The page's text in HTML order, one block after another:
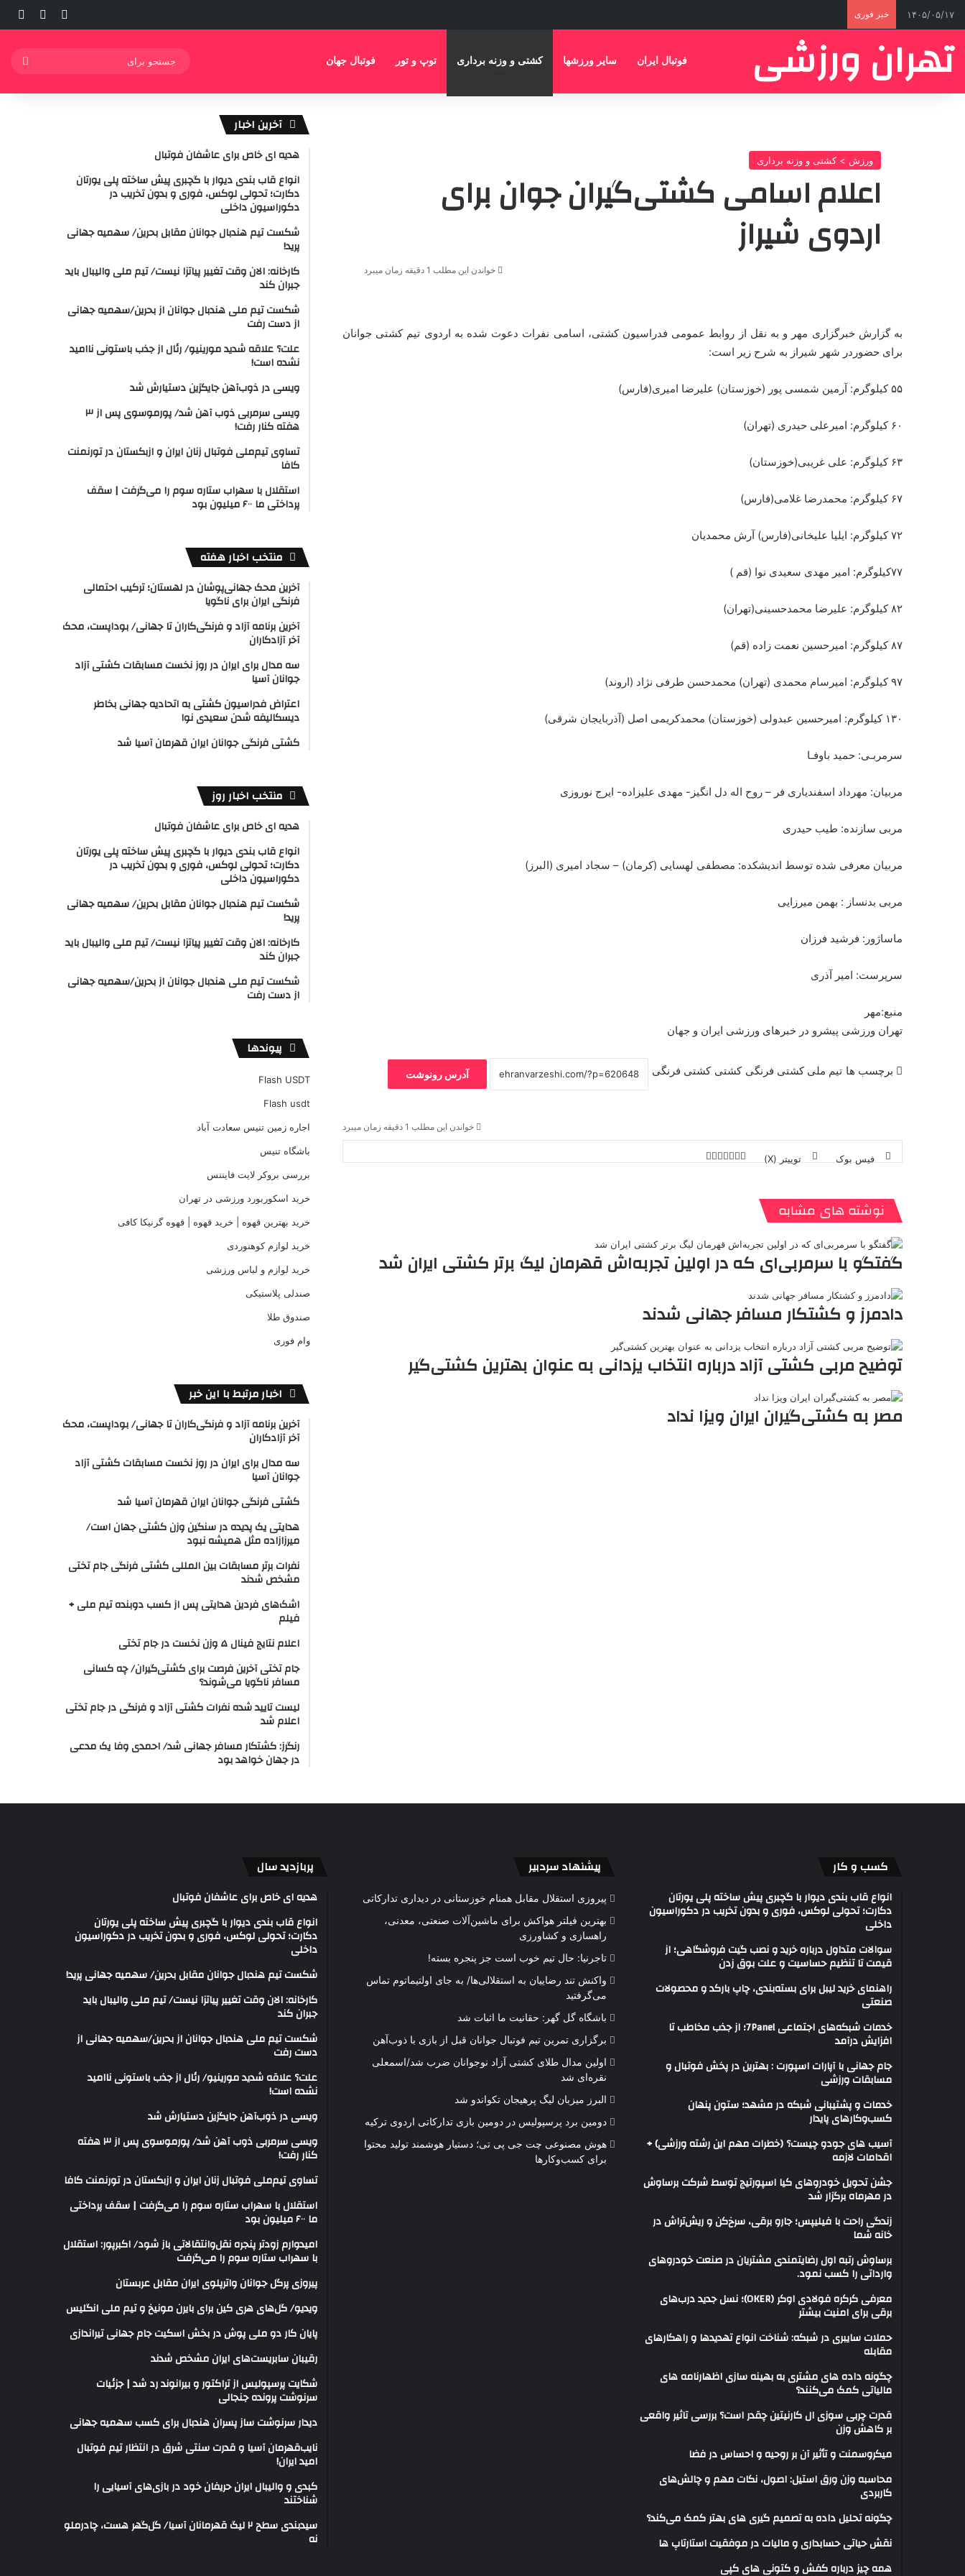
۱۴۰۵/۰۵/۱۷ خبر فوری ورود نوشته
تهران ورزشی فوتبال ایران سایر ورزشها کشتی و وزنه برداری توپ و تور فوتبال جهان
ورزش > کشتی و وزنه برداری
اعلام اسامی کشتی‌گیران جوان برای
اردوی شیراز
خواندن این مطلب 1 دقیقه زمان میبرد
به گزارش خبرگزاری مهر و به نقل از روابط عمومی فدراسیون کشتی، اسامی نفرات دعوت شده به اردوی تیم کشتی جوانان
برای حضوردر شهر شیراز به شرح زیر است:
۵۵ کیلوگرم: آرمین شمسی پور (خوزستان) علیرضا امیری(فارس)
۶۰ کیلوگرم: امیرعلی حیدری (تهران)
۶۳ کیلوگرم: علی غریبی(خوزستان)
۶۷ کیلوگرم: محمدرضا غلامی(فارس)
۷۲ کیلوگرم: ایلیا علیخانی(فارس) آرش محمدیان
۷۷کیلوگرم: امیر مهدی سعیدی نوا (قم )
۸۲ کیلوگرم: علیرضا محمدحسینی(تهران)
۸۷ کیلوگرم: امیرحسین نعمت زاده (قم)
۹۷ کیلوگرم: امیرسام محمدی (تهران) محمدحسن طرفی نژاد (اروند)
۱۳۰ کیلوگرم: امیرحسین عبدولی (خوزستان) محمدکریمی اصل (آذربایجان شرقی)
سرمربـی: حمید باوفـا
مربیان: مهرداد اسفندیاری فر – روح اله دل انگیز- مهدی علیزاده- ایرج نوروزی
مربی سازنده: طیب حیدری
مربیان معرفی شده توسط اندیشکده: مصطفی لهسایی (کرمان) – سجاد امیری (البرز)
مربی بدنساز : بهمن میرزایی
ماساژور: فرشید فرزان
سرپرست: امیر آذری
منبع:مهر
تهران ورزشی پیشرو در خبرهای ورزشی ایران و جهان
برچسب ها تیم ملی کشتی فرنگی کشتی کشتی فرنگی آدرس رونوشت
خواندن این مطلب 1 دقیقه زمان میبرد
فیس بوک توییتر (X)
ن
ر
س
ت
a
k
م
ه
نوشته های مشابه
گفتگو با سرمربی‌ای که در اولین تجربه‌اش قهرمان لیگ برتر کشتی ایران شد
دادمرز و کشتکار مسافر جهانی شدند
توضیح مربی کشتی آزاد درباره انتخاب یزدانی به عنوان بهترین کشتی‌گیر
مصر به کشتی‌گیران ایران ویزا نداد
آخرین اخبار
هدیه ای خاص برای عاشفان فوتبال
انواع قاب بندی دیوار با گچبری پیش ساخته پلی یورتان
دکارت؛ تحولی لوکس، فوری و بدون تخریب در
دکوراسیون داخلی
شکست تیم هندبال جوانان مقابل بحرین/ سهمیه جهانی
پرید!
کارخانه: الان وقت تغییر پیاتزا نیست/ تیم ملی والیبال باید
جبران کند
شکست تیم ملی هندبال جوانان از بحرین/سهمیه جهانی
از دست رفت
علت؟ علاقه شدید مورینیو/ رئال از جذب باستونی ناامید
نشده است!
ویسی در ذوب‌آهن جایگزین دستیارش شد
ویسی سرمربی ذوب آهن شد/ پورموسوی پس از ۳
هفته کنار رفت!
تساوی تیم‌ملی فوتبال زنان ایران و ازبکستان در تورنمنت
کافا
استقلال با سهراب ستاره سوم را می‌گرفت | سقف
پرداختی ما ۶۰۰ میلیون بود
منتخب اخبار هفته
آخرین محک جهانی‌پوشان در لهستان؛ ترکیب احتمالی
فرنگی ایران برای ناگویا
آخرین برنامه آزاد و فرنگی‌کاران تا جهانی/ بوداپست، محک
آخر آزادکاران
سه مدال برای ایران در روز نخست مسابقات کشتی آزاد
جوانان آسیا
اعتراض فدراسیون کشتی به اتحادیه جهانی بخاطر
دیسکالیفه شدن سعیدی نوا
کشتی فرنگی جوانان ایران قهرمان آسیا شد
منتخب اخبار روز
هدیه ای خاص برای عاشفان فوتبال
انواع قاب بندی دیوار با گچبری پیش ساخته پلی یورتان
دکارت؛ تحولی لوکس، فوری و بدون تخریب در
دکوراسیون داخلی
شکست تیم هندبال جوانان مقابل بحرین/ سهمیه جهانی
پرید!
کارخانه: الان وقت تغییر پیاتزا نیست/ تیم ملی والیبال باید
جبران کند
شکست تیم ملی هندبال جوانان از بحرین/سهمیه جهانی
از دست رفت
پیوندها
Flash USDT
Flash usdt
اجاره زمین تنیس سعادت آباد
باشگاه تنیس
بررسی بروکر لایت فایننس
خرید اسکوربورد ورزشی در تهران
خرید بهترین قهوه | خرید قهوه | قهوه گرنیکا کافی
خرید لوازم کوهنوردی
خرید لوازم و لباس ورزشی
صندلی پلاستیکی
صندوق طلا
وام فوری
اخبار مرتبط با این خبر
آخرین برنامه آزاد و فرنگی‌کاران تا جهانی/ بوداپست، محک
آخر آزادکاران
سه مدال برای ایران در روز نخست مسابقات کشتی آزاد
جوانان آسیا
کشتی فرنگی جوانان ایران قهرمان آسیا شد
هدایتی یک پدیده در سنگین وزن کشتی جهان است/
میرزازاده مثل همیشه نبود
نفرات برتر مسابقات بین المللی کشتی فرنگی جام تختی
مشخص شدند
اشک‌های فردین هدایتی پس از کسب دوبنده تیم ملی +
فیلم
اعلام نتایج فینال ۵ وزن نخست در جام تختی
جام تختی آخرین فرصت برای کشتی‌گیران/ چه کسانی
مسافر ناگویا می‌شوند؟
لیست تایید شده نفرات کشتی آزاد و فرنگی در جام تختی
اعلام شد
رنگرز: کشتکار مسافر جهانی شد/ احمدی وفا یک مدعی
در جهان خواهد بود
کسب و کار
انواع قاب بندی دیوار با گچبری پیش ساخته پلی یورتان
دکارت؛ تحولی لوکس، فوری و بدون تخریب در دکوراسیون
داخلی
سوالات متداول درباره خرید و نصب گیت فروشگاهی؛ از
قیمت تا تنظیم حساسیت و علت بوق زدن
راهنمای خرید لیبل برای بسته‌بندی، چاپ بارکد و محصولات
صنعتی
خدمات شبکه‌های اجتماعی 7Panel؛ از جذب مخاطب تا
افزایش درآمد
جام جهانی با آپارات اسپورت : بهترین در پخش فوتبال و
مسابقات ورزشی
خدمات و پشتیبانی شبکه در مشهد؛ ستون پنهان
کسب‌وکارهای پایدار
آسیب های جودو چیست؟ (خطرات مهم این رشته ورزشی) +
اقدامات لازمه
جشن تحویل خودروهای کیا اسپورتیج توسط شرکت برساوش
در مهرماه برگزار شد
زندگی راحت با فیلیپس؛ جارو برقی، سرخ‌کن و ریش‌تراش در
خانه شما
برساوش رتبه اول رضایتمندی مشتریان در صنعت خودروهای
وارداتی را کسب نمود.
معرفی کرکره فولادی اوکر (OKER)؛ نسل جدید درب‌های
برقی برای امنیت بیشتر
حملات سایبری در شبکه: شناخت انواع تهدیدها و راهکارهای
مقابله
چگونه داده های مشتری به بهینه سازی اظهارنامه های
مالیاتی کمک می‌کنند؟
قدرت چربی سوزی ال کارنیتین چقدر است؟ بررسی تاثیر واقعی
بر کاهش وزن
میکروسمنت و تأثیر آن بر روحیه و احساس در فضا
محاسبه وزن ورق استیل: اصول، نکات مهم و چالش‌های
کاربردی
چگونه تحلیل داده به تصمیم گیری های بهتر کمک می‌کند؟
نقش حیاتی حسابداری و مالیات در موفقیت استارتاپ ها
همه چیز درباره کفش و کتونی های کپی
پیشنهاد سردبیر
پیروزی استقلال مقابل همنام خوزستانی در دیداری تدارکاتی
بهترین فیلتر هواکش برای ماشین‌آلات صنعتی، معدنی،
راهسازی و کشاورزی
تاجرنیا: حال تیم خوب است جز پنجره بسته!
واکنش تند رضاییان به استقلالی‌ها/ به جای اولتیماتوم تماس
می‌گرفتید
باشگاه گل گهر: حقانیت ما اثبات شد
برگزاری تمرین تیم فوتبال جوانان قبل از بازی با ذوب‌آهن
اولین مدال طلای کشتی آزاد نوجوانان ضرب شد/اسمعلی
نقره‌ای شد
البرز میزبان لیگ پرهیجان تکواندو شد
دومین برد پرسپولیس در دومین بازی تدارکاتی اردوی ترکیه
هوش مصنوعی چت جی پی تی؛ دستیار هوشمند تولید محتوا
برای کسب‌وکارها
پربازدید سال
هدیه ای خاص برای عاشفان فوتبال
انواع قاب بندی دیوار با گچبری پیش ساخته پلی یورتان
دکارت؛ تحولی لوکس، فوری و بدون تخریب در دکوراسیون
داخلی
شکست تیم هندبال جوانان مقابل بحرین/ سهمیه جهانی پرید!
کارخانه: الان وقت تغییر پیاتزا نیست/ تیم ملی والیبال باید
جبران کند
شکست تیم ملی هندبال جوانان از بحرین/سهمیه جهانی از
دست رفت
علت؟ علاقه شدید مورینیو/ رئال از جذب باستونی ناامید
نشده است!
ویسی در ذوب‌آهن جایگزین دستیارش شد
ویسی سرمربی ذوب آهن شد/ پورموسوی پس از ۳ هفته
کنار رفت!
تساوی تیم‌ملی فوتبال زنان ایران و ازبکستان در تورنمنت کافا
استقلال با سهراب ستاره سوم را می‌گرفت | سقف پرداختی
ما ۶۰۰ میلیون بود
امیدوارم زودتر پنجره نقل‌وانتقالاتی باز شود/ اکبرپور: استقلال
با سهراب ستاره سوم را می‌گرفت
پیروزی پرگل جوانان واترپلوی ایران مقابل عربستان
ویدیو/ گل‌های هری‌ کین برای بایرن مونیخ و تیم ملی انگلیس
پایان کار دو ملی پوش در بخش اسکیت جام جهانی تیراندازی
رقیبان سابریست‌های ایران مشخص شدند
شکایت پرسپولیس از تراکتور و بیرانوند رد شد | جزئیات
سرنوشت پرونده جنجالی
دیدار سرنوشت ساز پسران هندبال برای کسب سهمیه جهانی
نایب‌قهرمان آسیا و قدرت سنتی شرق در انتظار تیم فوتبال
امید ایران!
کبدی و والیبال ایران حریفان خود در بازی‌های آسیایی را
شناختند
سیدبندی سطح ۲ لیگ قهرمانان آسیا/ گل‌گهر هست، چادرملو
نه